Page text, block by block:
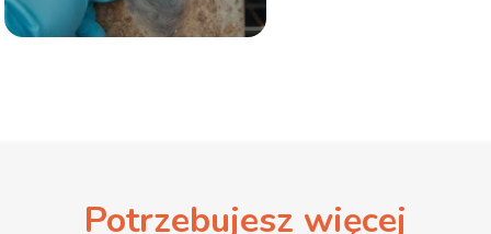
Potrzebujesz więcej